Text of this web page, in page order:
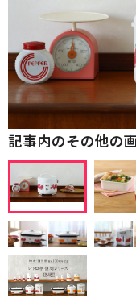
記事内のその他の